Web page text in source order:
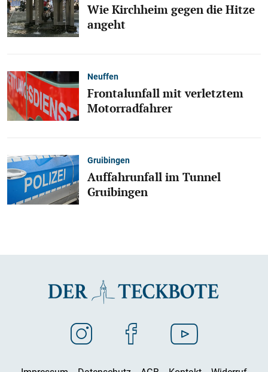
Wie Kirchheim gegen die Hitze
angeht
Neuffen
Frontalunfall mit verletztem
Motorradfahrer
Gruibingen
Auffahrunfall im Tunnel
Gruibingen